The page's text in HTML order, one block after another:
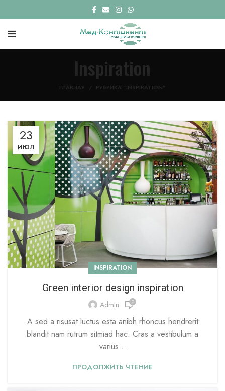
Inspiration
ГЛАВНАЯ РУБРИКА "INSPIRATION"
23
ИЮЛ
INSPIRATION
Green interior design inspiration
Admin 0
A sed a risusat luctus esta anibh rhoncus hendrerit
blandit nam rutrum sitmiad hac. Cras a vestibulum a
varius...
ПРОДОЛЖИТЬ ЧТЕНИЕ